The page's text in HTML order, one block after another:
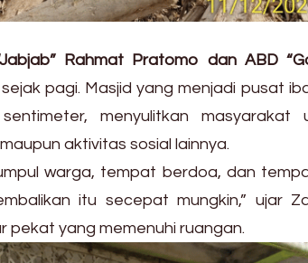
Rahmat Pratomo dan ABD
pagi. Masjid yang menjadi pusat
menyulitkan masyarakat
aktivitas sosial lainnya.
warga, tempat berdoa, dan
itu secepat mungkin,” ujar
pekat yang memenuhi ruangan.